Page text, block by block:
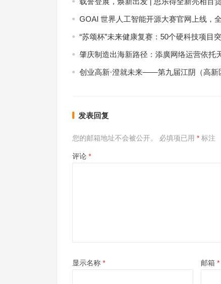
GOAI 世界人工智能开源大赛官网上线，
“苏颂杯”未来健康复赛：50个硬科技项目
肇庆制造出海新路径：添廣网络运营依托
创业高新·澄就未来——第九届江阴（高新
发表回复
您的邮箱地址不会被公开。 必填项已用 * 标注
评论 *
显示名称 * 邮箱 *